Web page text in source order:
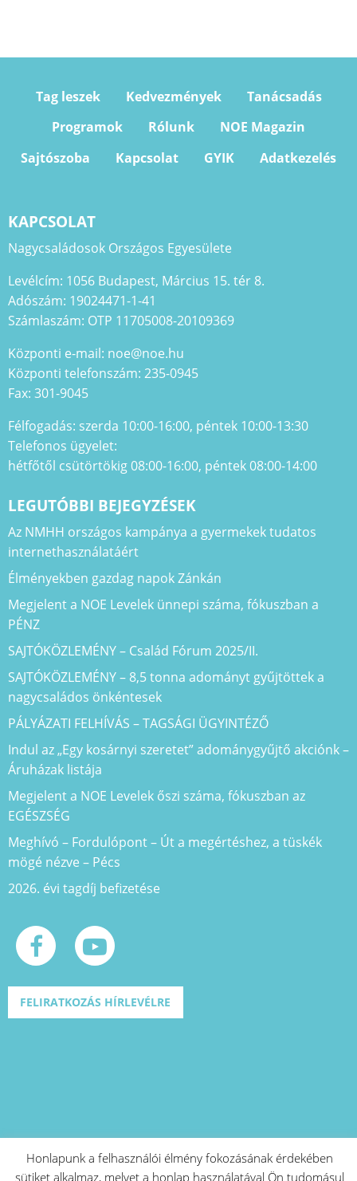
Tag leszek Kedvezmények
Tanácsadás
Programok
Rólunk
NOE Magazin
Sajtószoba
Kapcsolat GYIK Adatkezelés
KAPCSOLAT
Nagycsaládosok Országos Egyesülete
Levélcím: 1056 Budapest, Március 15. tér 8.
Adószám: 19024471-1-41
Számlaszám: OTP 11705008-20109369
Központi e-mail: noe@noe.hu
Központi telefonszám: 235-0945
Fax: 301-9045
Félfogadás: szerda 10:00-16:00, péntek 10:00-13:30
Telefonos ügyelet:
hétfőtől csütörtökig 08:00-16:00, péntek 08:00-14:00
LEGUTÓBBI BEJEGYZÉSEK
Az NMHH országos kampánya a gyermekek tudatos
internethasználatáért
Élményekben gazdag napok Zánkán
Megjelent a NOE Levelek ünnepi száma, fókuszban a
PÉNZ
SAJTÓKÖZLEMÉNY – Család Fórum 2025/II.
SAJTÓKÖZLEMÉNY – 8,5 tonna adományt gyűjtöttek a
nagycsaládos önkéntesek
PÁLYÁZATI FELHÍVÁS – TAGSÁGI ÜGYINTÉZŐ
Indul az „Egy kosárnyi szeretet” adománygyűjtő akciónk –
Áruházak listája
Megjelent a NOE Levelek őszi száma, fókuszban az
EGÉSZSÉG
Meghívó – Fordulópont – Út a megértéshez, a tüskék
mögé nézve – Pécs
2026. évi tagdíj befizetése
FELIRATKOZÁS HÍRLEVÉLRE
Honlapunk a felhasználói élmény fokozásának érdekében
sütiket alkalmaz, melyet a honlap használatával Ön tudomásul